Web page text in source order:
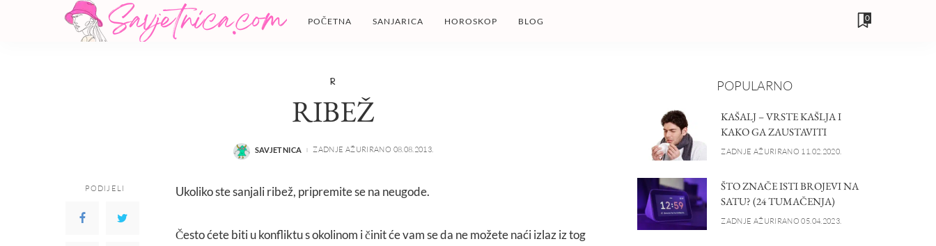
POČETNA SANJARICA HOROSKOP BLOG 0
R
RIBEŽ
POSTED
SAVJETNICA ZADNJE AŽURIRANO 08.08.2013.
PODIJELI Ukoliko ste sanjali ribež, pripremite se na neugode.
Često ćete biti u konfliktu s okolinom i činit će vam se da ne možete naći izlaz iz tog
POPULARNO
KAŠALJ – VRSTE KAŠLJA I
KAKO GA ZAUSTAVITI
ZADNJE AŽURIRANO 11.02.2020.
ŠTO ZNAČE ISTI BROJEVI NA
SATU? (24 TUMAČENJA)
ZADNJE AŽURIRANO 05.04.2023.